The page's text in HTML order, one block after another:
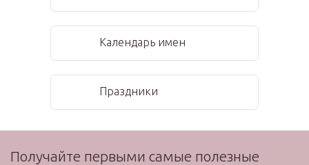
Календарь имен
Праздники
Получайте первыми самые полезные